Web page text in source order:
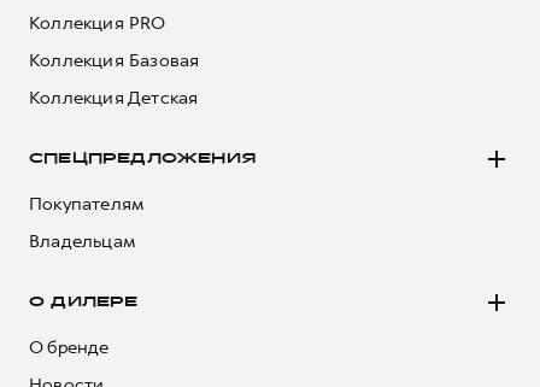
Коллекция PRO
Коллекция Базовая
Коллекция Детская
СПЕЦПРЕДЛОЖЕНИЯ
Покупателям
Владельцам
О ДИЛЕРЕ
О бренде